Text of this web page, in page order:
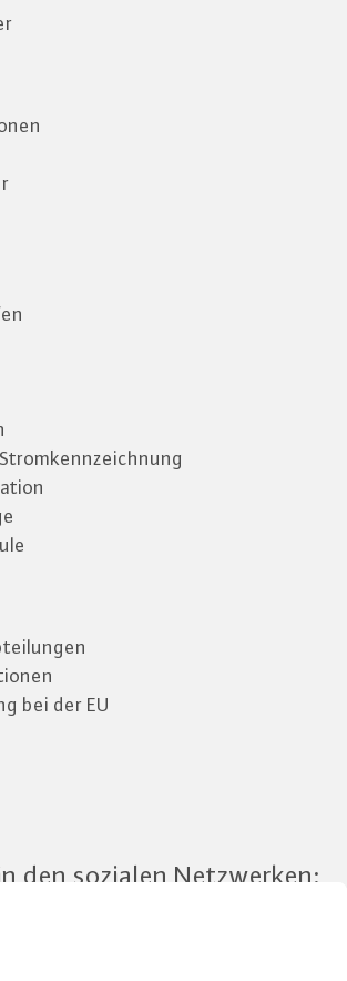
bei der EU
den sozialen Netzwerken: